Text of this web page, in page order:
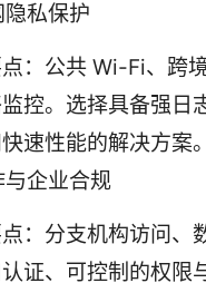
私保护
：公共 Wi-Fi、跨
控。选择具备强日
速性能的解决方案。
企业合规
：分支机构访问、
证、可控制的权限